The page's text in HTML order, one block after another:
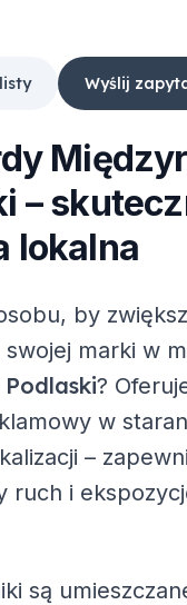
Wyślij
–
lokalna
by
marki w
?
w
–
ruch i
są